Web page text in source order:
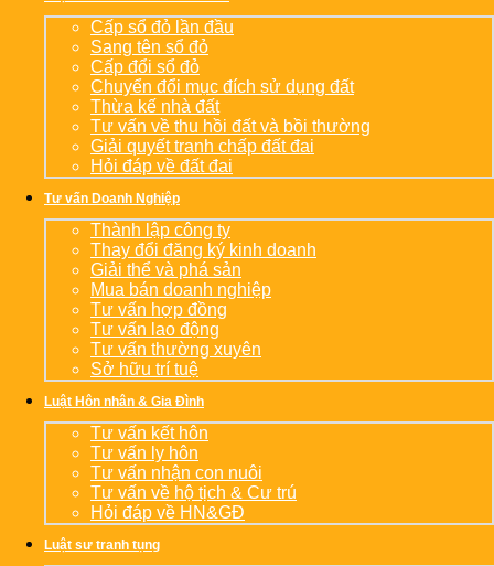
Cấp sổ đỏ lần đầu
Sang tên sổ đỏ
Cấp đổi sổ đỏ
Chuyển đổi mục đích sử dụng đất
Thừa kế nhà đất
Tư vấn về thu hồi đất và bồi thường
Giải quyết tranh chấp đất đai
Hỏi đáp về đất đai
Tư vấn Doanh Nghiệp
Thành lập công ty
Thay đổi đăng ký kinh doanh
Giải thể và phá sản
Mua bán doanh nghiệp
Tư vấn hợp đồng
Tư vấn lao động
Tư vấn thường xuyên
Sở hữu trí tuệ
Luật Hôn nhân & Gia Đình
Tư vấn kết hôn
Tư vấn ly hôn
Tư vấn nhận con nuôi
Tư vấn về hộ tịch & Cư trú
Hỏi đáp về HN&GĐ
Luật sư tranh tụng